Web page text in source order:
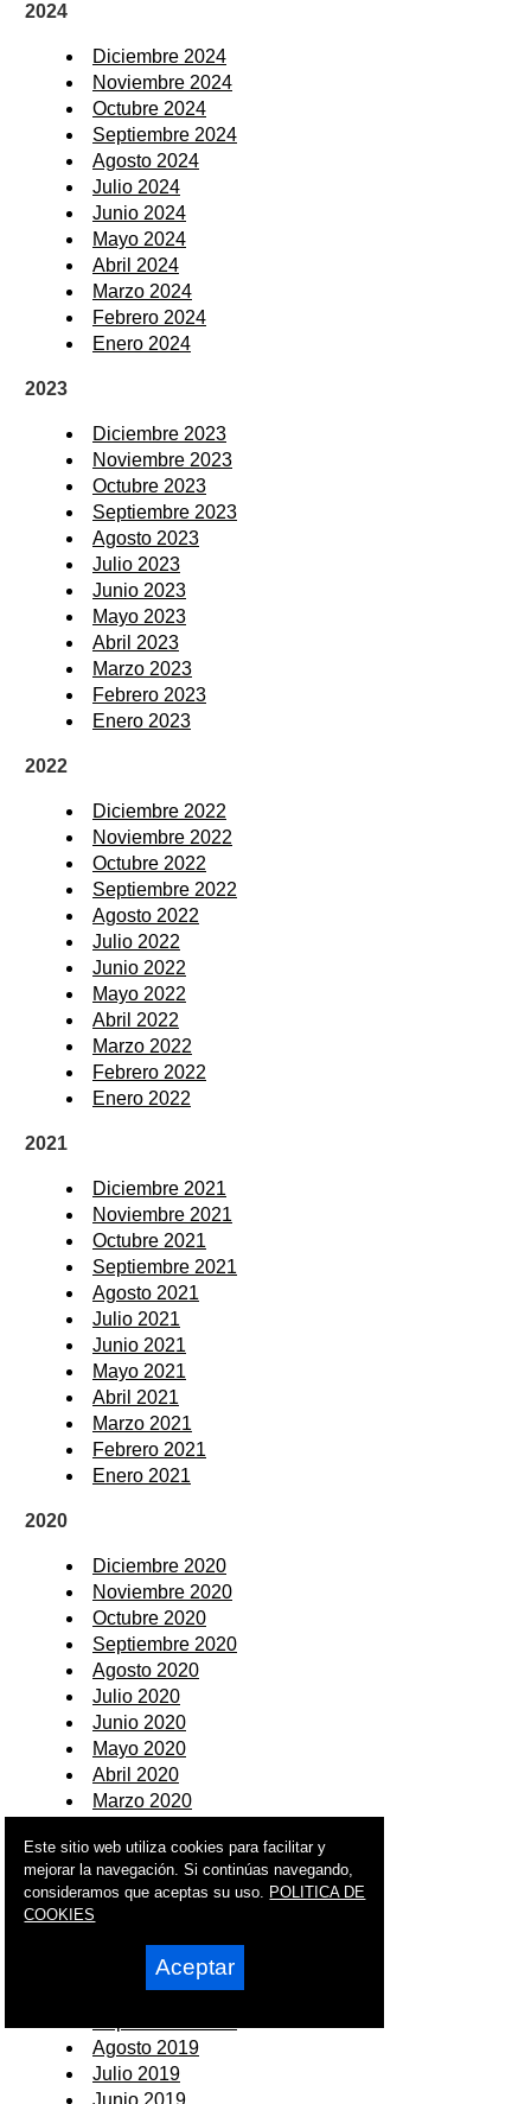
2024
Diciembre 2024
Noviembre 2024
Octubre 2024
Septiembre 2024
Agosto 2024
Julio 2024
Junio 2024
Mayo 2024
Abril 2024
Marzo 2024
Febrero 2024
Enero 2024
2023
Diciembre 2023
Noviembre 2023
Octubre 2023
Septiembre 2023
Agosto 2023
Julio 2023
Junio 2023
Mayo 2023
Abril 2023
Marzo 2023
Febrero 2023
Enero 2023
2022
Diciembre 2022
Noviembre 2022
Octubre 2022
Septiembre 2022
Agosto 2022
Julio 2022
Junio 2022
Mayo 2022
Abril 2022
Marzo 2022
Febrero 2022
Enero 2022
2021
Diciembre 2021
Noviembre 2021
Octubre 2021
Septiembre 2021
Agosto 2021
Julio 2021
Junio 2021
Mayo 2021
Abril 2021
Marzo 2021
Febrero 2021
Enero 2021
2020
Diciembre 2020
Noviembre 2020
Octubre 2020
Septiembre 2020
Agosto 2020
Julio 2020
Junio 2020
Mayo 2020
Abril 2020
Marzo 2020
Enero 2020
2019
Diciembre 2019
Noviembre 2019
Octubre 2019
Agosto 2019
Julio 2019
Este sitio web utiliza cookies para facilitar y
mejorar la navegación. Si continúas navegando,
consideramos que aceptas su uso. POLITICA DE
COOKIES
Aceptar